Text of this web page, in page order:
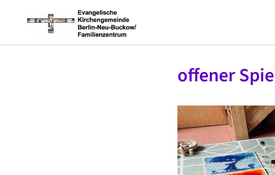
offener